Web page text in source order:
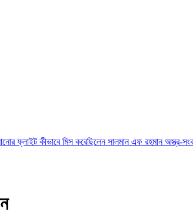
মিস করেছিলেন সালমান এফ রহমানঅস্ত্র-সংকট সম্পর্কে